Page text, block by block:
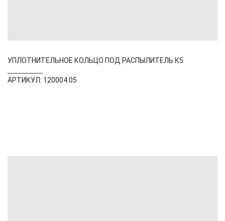
УПЛОТНИТЕЛЬНОЕ КОЛЬЦО ПОД РАСПЫЛИТЕЛЬ К5
АРТИКУЛ: 120004.05